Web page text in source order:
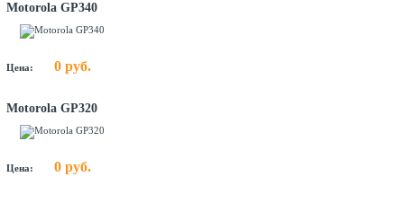
Motorola GP340
Цена: 0 руб.
Motorola GP320
Цена: 0 руб.